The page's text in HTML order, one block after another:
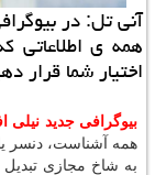
آنی تل: در
همه ی
اختیار شما قرار
بیوگرافی جدید نیلی
همه آشناست، دنسر
به شاخ مجازی